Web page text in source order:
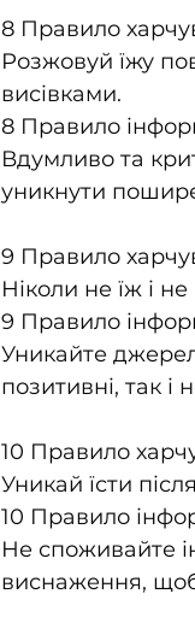
8 Правило
Розжовуй їжу
висівками.
8 Правило
Вдумливо та
уникнути
9 Правило
Ніколи не їж і
9 Правило
Уникайте
позитивні, так і
10 Правило
Уникай їсти
10 Правило
Не споживайте
виснаження,